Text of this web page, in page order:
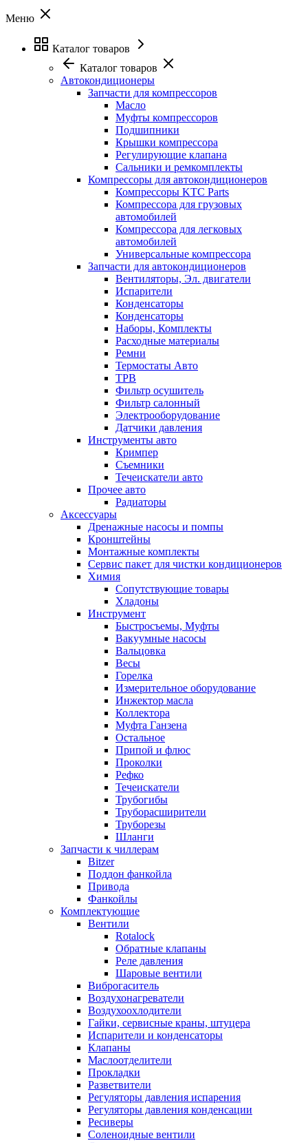
Меню
Каталог товаров
Каталог товаров
Автокондиционеры
Запчасти для компрессоров
Масло
Муфты компрессоров
Подшипники
Крышки компрессора
Регулирующие клапана
Сальники и ремкомплекты
Компрессоры для автокондиционеров
Компрессоры KTC Parts
Компрессора для грузовых
автомобилей
Компрессора для легковых
автомобилей
Универсальные компрессора
Запчасти для автокондиционеров
Вентиляторы, Эл. двигатели
Испарители
Конденсаторы
Конденсаторы
Наборы, Комплекты
Расходные материалы
Ремни
Термостаты Авто
ТРВ
Фильтр осушитель
Фильтр салонный
Электрооборудование
Датчики давления
Инструменты авто
Кримпер
Съемники
Течеискатели авто
Прочее авто
Радиаторы
Аксессуары
Дренажные насосы и помпы
Кронштейны
Монтажные комплекты
Сервис пакет для чистки кондиционеров
Химия
Сопутствующие товары
Хладоны
Инструмент
Быстросъемы, Муфты
Вакуумные насосы
Вальцовка
Весы
Горелка
Измерительное оборудование
Инжектор масла
Коллектора
Муфта Ганзена
Остальное
Припой и флюс
Проколки
Рефко
Течеискатели
Трубогибы
Труборасширители
Труборезы
Шланги
Запчасти к чиллерам
Bitzer
Поддон фанкойла
Привода
Фанкойлы
Комплектующие
Вентили
Rotalock
Обратные клапаны
Реле давления
Шаровые вентили
Виброгаситель
Воздухонагреватели
Воздухоохлодители
Гайки, сервисные краны, штуцера
Испарители и конденсаторы
Клапаны
Маслоотделители
Прокладки
Разветвители
Регуляторы давления испарения
Регуляторы давления конденсации
Ресиверы
Соленоидные вентили